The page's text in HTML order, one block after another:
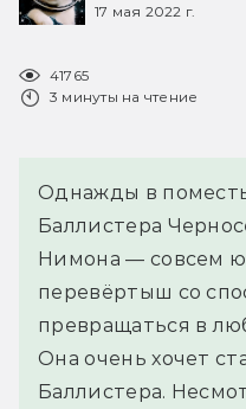
17 мая 2022 г.
41765
3 минуты на чтение
Однажды в
Баллистера
Нимона — совсем
перевёртыш со
превращаться в
Она очень хочет
Баллистера.